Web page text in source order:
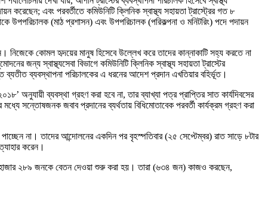
এবং পরবর্তীতে কমিউনিটি ক্লিনিক স্বাস্থ্য সহায়তা ট্রাস্ট্রের গত ৮
(মাঠ প্রশাসন) এবং উপপরিচালক (পরিকল্পনা ও মনিটরিং) পদে পদায়ন
কোমল হৃদয়ের মানুষ হিসেবে উল্লেখ করে তাদের কান্নাকাটি সহ্য করতে না
স্বাস্থ্যসেবা বিভাগে কমিউনিটি ক্লিনিক স্বাস্থ্য সহায়তা ট্রাস্টের
ব্যতীত ব্যবস্থাপনা পরিচালকের এ ধরনের আদেশ প্রদান এখতিয়ার বহির্ভূত।
অনুযায়ী ব্যবস্থা গ্রহণ করা হবে না, তার ব্যাখ্যা পত্র প্রাপ্তির সাত কার্যদিবসের
সন্তোষজনক জবাব প্রদানের ব্যর্থতায় বিধিমোতাবেক পরবর্তী কার্যক্রম গ্রহণ করা
না। তাদের আন্দোলনের একদিন পর বৃহস্পতিবার (২৫ সেপ্টেম্বর) রাত সাড়ে ৮টার
করেন।
২৮৯ জনকে বেতন দেওয়া শুরু করা হয়। তারা (৬৩৪ জন) কাজও করছেন,